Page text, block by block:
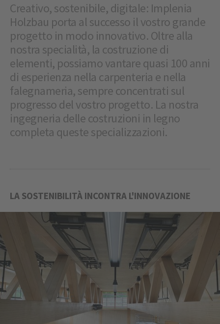
Creativo, sostenibile, digitale: Implenia
Holzbau porta al successo il vostro grande
progetto in modo innovativo. Oltre alla
nostra specialità, la costruzione di
elementi, possiamo vantare quasi 100 anni
di esperienza nella carpenteria e nella
falegnameria, sempre concentrati sul
progresso del vostro progetto. La nostra
ingegneria delle costruzioni in legno
completa queste specializzazioni.
LA SOSTENIBILITÀ INCONTRA L'INNOVAZIONE